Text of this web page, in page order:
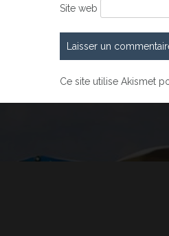
Site web
Ce site utilise Akismet